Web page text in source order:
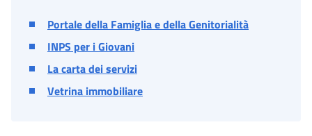
Portale della Famiglia e della Genitorialità
INPS per i Giovani
La carta dei servizi
Vetrina immobiliare